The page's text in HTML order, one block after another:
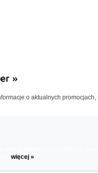
»
o aktualnych
więcej »